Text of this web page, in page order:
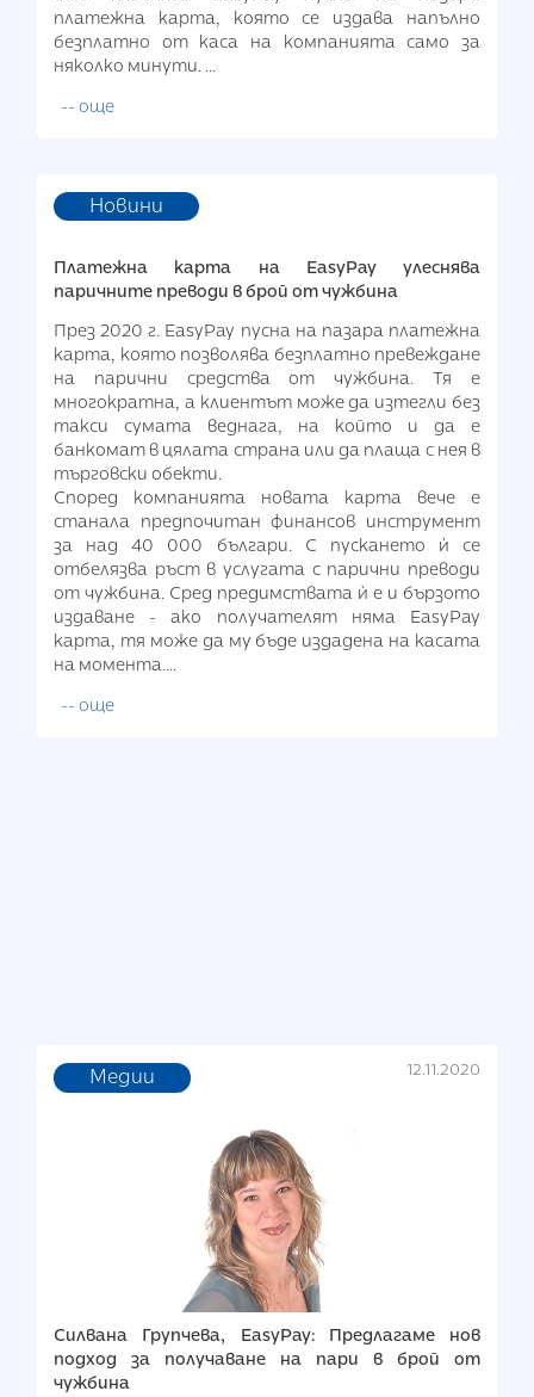
платежна карта, която се издава напълно
безплатно от каса на компанията само за
няколко минути. ...
-- още
Новини
Платежна карта на EasyPay улеснява
паричните преводи в брой от чужбина
През 2020 г. EasyPay пусна на пазара платежна
карта, която позволява безплатно превеждане
на парични средства от чужбина. Тя е
многократна, а клиентът може да изтегли без
такси сумата веднага, на който и да е
банкомат в цялата страна или да плаща с нея в
търговски обекти.
Според компанията новата карта вече е
станала предпочитан финансов инструмент
за над 40 000 българи. С пускането ѝ се
отбелязва ръст в услугата с парични преводи
от чужбина. Сред предимствата ѝ е и бързото
издаване - ако получателят няма EasyPay
карта, тя може да му бъде издадена на касата
на момента....
-- още
Медии 12.11.2020
Силвана Групчева, EasyPay: Предлагаме нов
подход за получаване на пари в брой от
чужбина